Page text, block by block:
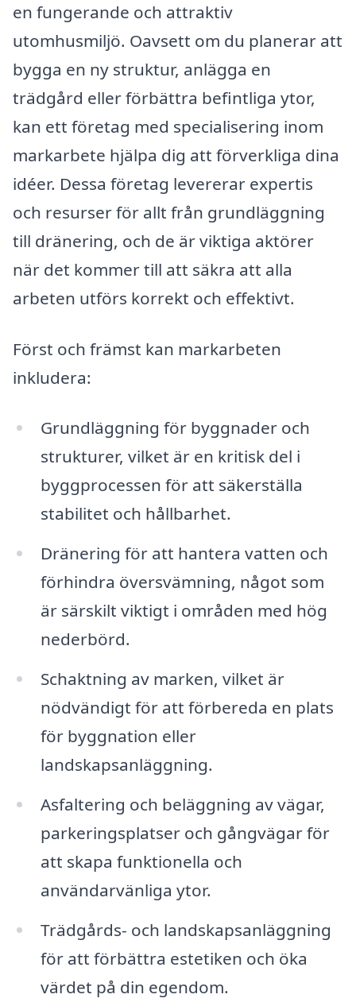
en fungerande och attraktiv
utomhusmiljö. Oavsett om du planerar att
bygga en ny struktur, anlägga en
trädgård eller förbättra befintliga ytor,
kan ett företag med specialisering inom
markarbete hjälpa dig att förverkliga dina
idéer. Dessa företag levererar expertis
och resurser för allt från grundläggning
till dränering, och de är viktiga aktörer
när det kommer till att säkra att alla
arbeten utförs korrekt och effektivt.
Först och främst kan markarbeten
inkludera:
Grundläggning för byggnader och
strukturer, vilket är en kritisk del i
byggprocessen för att säkerställa
stabilitet och hållbarhet.
Dränering för att hantera vatten och
förhindra översvämning, något som
är särskilt viktigt i områden med hög
nederbörd.
Schaktning av marken, vilket är
nödvändigt för att förbereda en plats
för byggnation eller
landskapsanläggning.
Asfaltering och beläggning av vägar,
parkeringsplatser och gångvägar för
att skapa funktionella och
användarvänliga ytor.
Trädgårds- och landskapsanläggning
för att förbättra estetiken och öka
värdet på din egendom.